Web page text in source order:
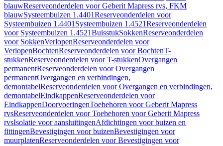
blauwReserveonderdelen voor Geberit Mapress rvs, FKM
blauwSysteembuizen 1.4401Reserveonderdelen voor
Systeembuizen 1.4401 Systeembuizen 1.4521Reserveonderdelen
voor Systeembuizen 1.4521BuisstukSokkenReserveonderdelen
voor SokkenVerlopenReserveonderdelen voor
VerlopenBochtenReserveonderdelen voor BochtenT-
stukkenReserveonderdelen voor T-stukkenOvergangen
permanentReserveonderdelen voor Overgangen
permanentOvergangen en verbindingen,
demontabelReserveonderdelen voor Overgangen en verbindingen,
demontabelEindkappenReserveonderdelen voor
EindkappenDoorvoeringenToebehoren voor Geberit Mapress
rvsReserveonderdelen voor Toebehoren voor Geberit Mapress
rvsIsolatie voor aansluitingenAfdichtingen voor buizen en
fittingenBevestigingen voor buizenBevestigingen voor
muurplatenReserveonderdelen voor Bevestigingen voor